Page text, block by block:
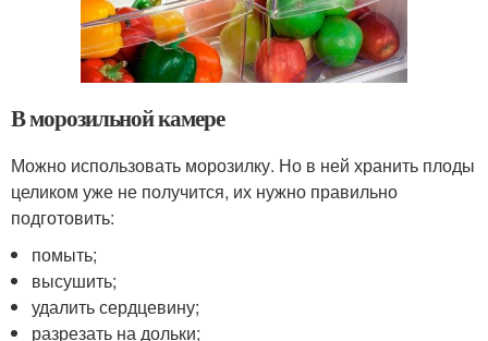
В морозильной камере
Можно использовать морозилку. Но в ней хранить плоды
целиком уже не получится, их нужно правильно
подготовить:
помыть;
высушить;
удалить сердцевину;
разрезать на дольки;